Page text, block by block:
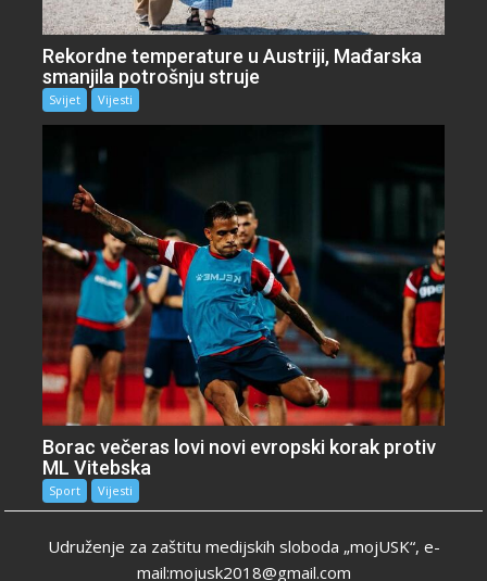
Rekordne temperature u Austriji, Mađarska
smanjila potrošnju struje
Svijet Vijesti
Borac večeras lovi novi evropski korak protiv
ML Vitebska
Sport Vijesti
Udruženje za zaštitu medijskih sloboda „mojUSK“, e-
mail:mojusk2018@gmail.com